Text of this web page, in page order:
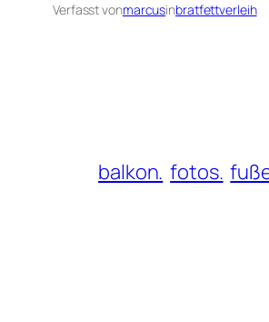
Verfasst vonmarcusinbratfettverleih
balkon. fotos.